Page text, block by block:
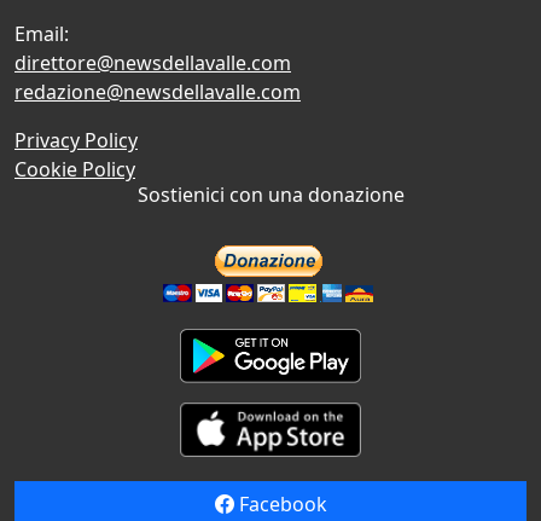
Email:
direttore@newsdellavalle.com
redazione@newsdellavalle.com
Privacy Policy
Cookie Policy
Sostienici con una donazione
Facebook